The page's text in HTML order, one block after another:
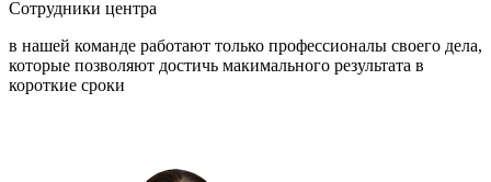
Сотрудники центра
в нашей команде работают только профессионалы своего дела,
которые позволяют достичь макимального результата в
короткие сроки